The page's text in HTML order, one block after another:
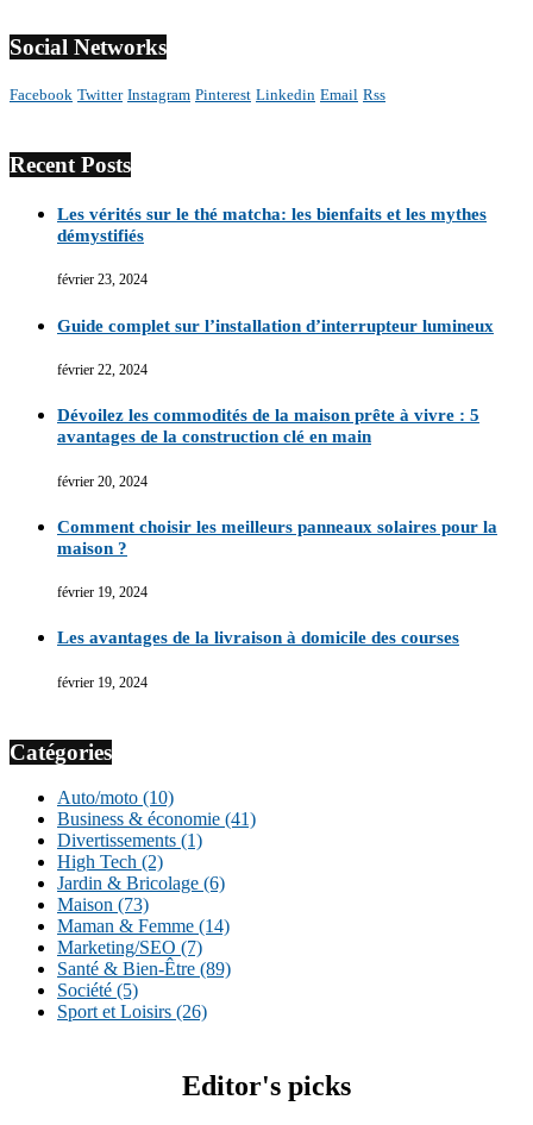
Social Networks
Facebook Twitter Instagram Pinterest Linkedin Email Rss
Recent Posts
Les vérités sur le thé matcha: les bienfaits et les mythes
démystifiés
février 23, 2024
Guide complet sur l’installation d’interrupteur lumineux
février 22, 2024
Dévoilez les commodités de la maison prête à vivre : 5
avantages de la construction clé en main
février 20, 2024
Comment choisir les meilleurs panneaux solaires pour la
maison ?
février 19, 2024
Les avantages de la livraison à domicile des courses
février 19, 2024
Catégories
Auto/moto (10)
Business & économie (41)
Divertissements (1)
High Tech (2)
Jardin & Bricolage (6)
Maison (73)
Maman & Femme (14)
Marketing/SEO (7)
Santé & Bien-Être (89)
Société (5)
Sport et Loisirs (26)
Editor's picks